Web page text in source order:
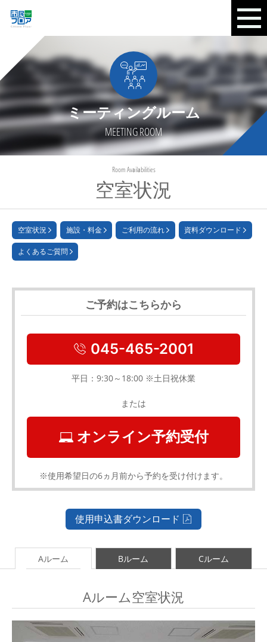
ミーティングルーム
MEETING ROOM
空室状況
Room Availabilities
空室状況 施設・料金 ご利用の流れ 資料ダウンロード
よくあるご質問
ご予約はこちらから
045-465-2001
平日：9:30～18:00 ※土日祝休業
または
オンライン予約受付
※使用希望日の6ヵ月前から予約を受け付けます。
使用申込書ダウンロード
Aルーム Bルーム Cルーム
Aルーム空室状況